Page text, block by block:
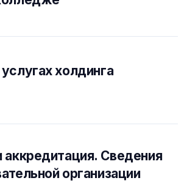
холдинга
аккредитация. Cведения
организации